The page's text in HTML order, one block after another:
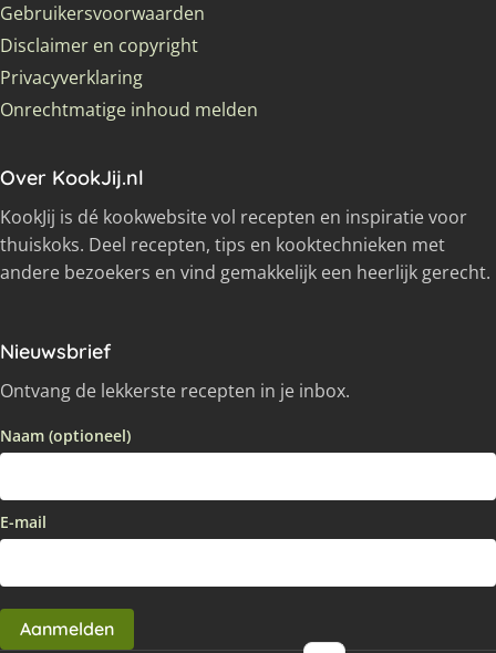
Gebruikersvoorwaarden
Disclaimer en copyright
Privacyverklaring
Onrechtmatige inhoud melden
Over KookJij.nl
KookJij is dé kookwebsite vol recepten en inspiratie voor
thuiskoks. Deel recepten, tips en kooktechnieken met
andere bezoekers en vind gemakkelijk een heerlijk gerecht.
Nieuwsbrief
Ontvang de lekkerste recepten in je inbox.
Naam (optioneel)
E-mail
Aanmelden